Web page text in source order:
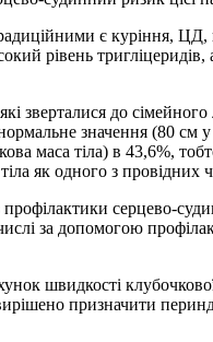
є куріння,
рівень
зверталися до
значення (80 см
маса тіла) в 43,6%,
як одного з
серцево-
за допомогою
швидкості
призначити